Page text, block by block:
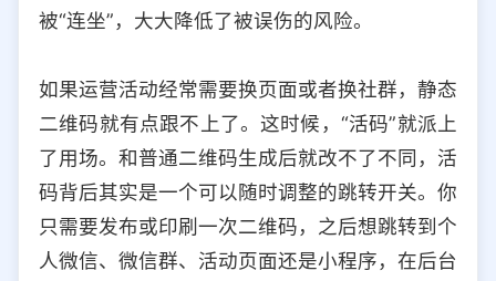
被“连坐”，大大降低了被误伤的风险。
如果运营活动经常需要换页面或者换社群，静态
二维码就有点跟不上了。这时候，“活码”就派上
了用场。和普通二维码生成后就改不了不同，活
码背后其实是一个可以随时调整的跳转开关。你
只需要发布或印刷一次二维码，之后想跳转到个
人微信、微信群、活动页面还是小程序，在后台